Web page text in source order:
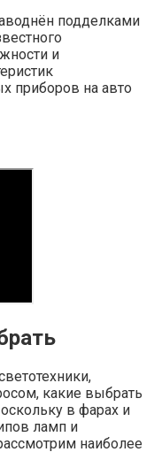
подделками
и
приборов на авто
какие выбрать
в фарах и
ламп и
наиболее